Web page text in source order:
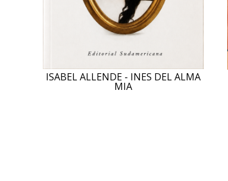
ISABEL ALLENDE - INES DEL ALMA
MIA